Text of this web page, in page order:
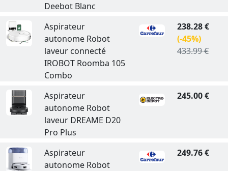
Deebot Blanc
Aspirateur
autonome Robot
laveur connecté
IROBOT Roomba 105
Combo
238.28 €
(-45%)
433.99 €
Aspirateur
autonome Robot
laveur DREAME D20
Pro Plus
245.00 €
Aspirateur
autonome Robot
249.76 €